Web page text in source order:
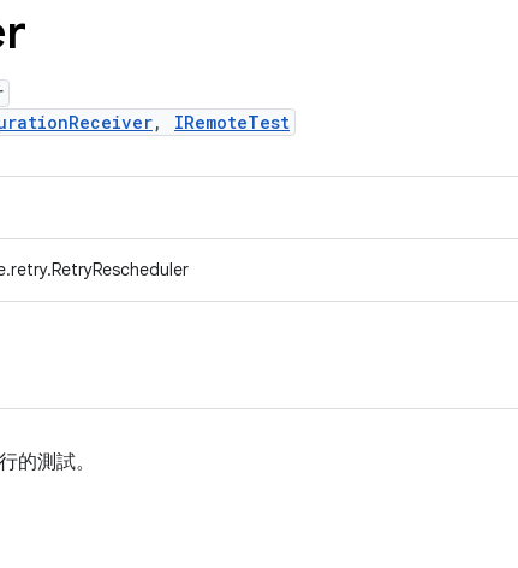
, IRemoteTest
的測試。